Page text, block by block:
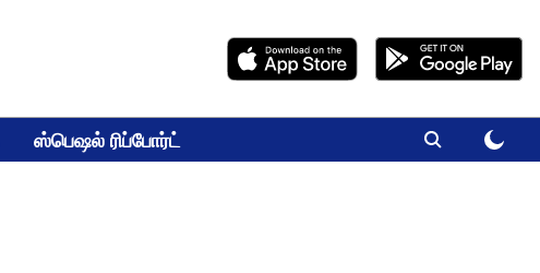
ஸ்பெஷல் ரிப்போர்ட்